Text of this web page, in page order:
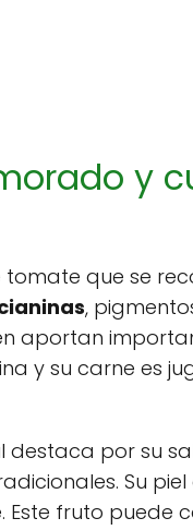
y
que se
,
aportan
y su carne es
destaca por su
Su piel
fruto puede